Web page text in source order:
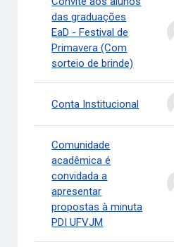
das graduações
EaD - Festival de
Primavera (Com
sorteio de brinde)
Conta Institucional
Comunidade
acadêmica é
convidada a
apresentar
propostas à minuta
PDI UFVJM